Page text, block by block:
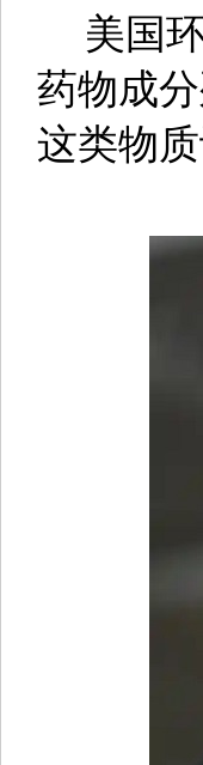
美国
药物成
这类物